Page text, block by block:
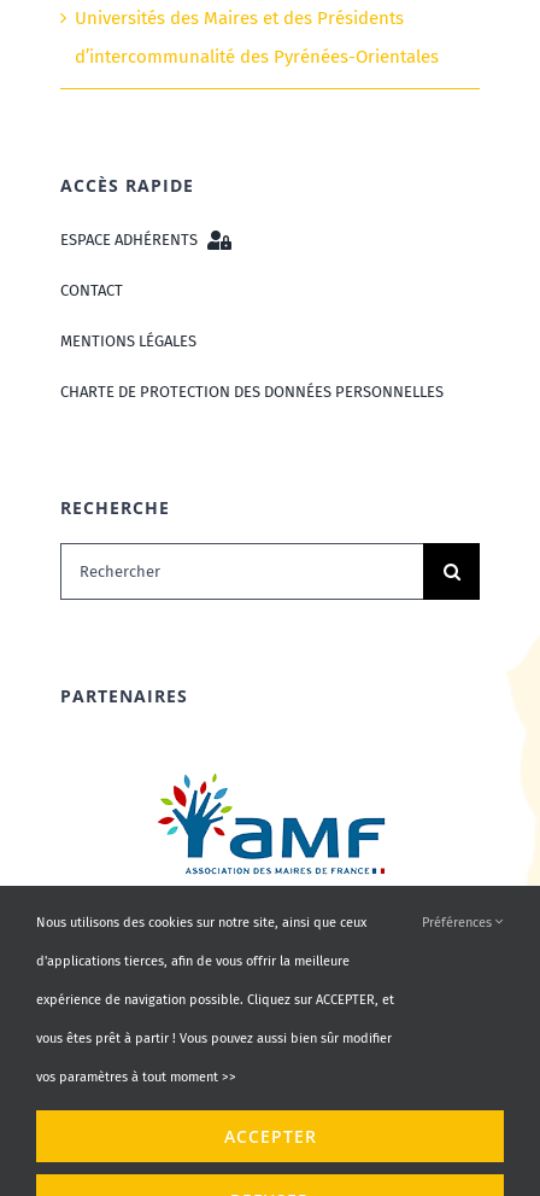
Universités des Maires et des Présidents
d’intercommunalité des Pyrénées-Orientales
ACCÈS RAPIDE
ESPACE ADHÉRENTS
CONTACT
MENTIONS LÉGALES
CHARTE DE PROTECTION DES DONNÉES PERSONNELLES
RECHERCHE
Rechercher:
PARTENAIRES
© Copyright 2010 - 2026 | AMF66 | Tous droits réservés |
Nous utilisons des cookies sur notre site, ainsi que ceux
d'applications tierces, afin de vous offrir la meilleure
expérience de navigation possible. Cliquez sur ACCEPTER, et
vous êtes prêt à partir ! Vous pouvez aussi bien sûr modifier
vos paramètres à tout moment >>
Préférences
ACCEPTER